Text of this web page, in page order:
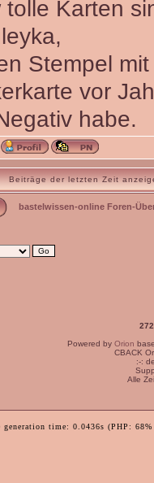
tolle Karten
Stempel
vor
habe.
Beiträge der letzten Zeit
bastelwissen-online Foren-
Powered by Orion
CBACK
:-:
Alle
generation time: 0.0436s (PHP: